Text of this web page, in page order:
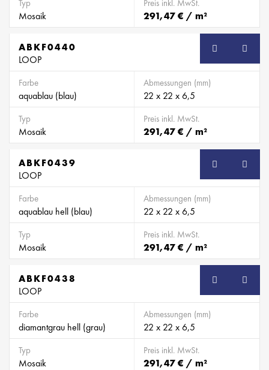
Typ
Mosaik
Preis inkl. MwSt.
291,47 € / m²
SB
ABKF0440
LOOP
Farbe
aquablau (blau)
Abmessungen (mm)
22 x 22 x 6,5
Typ
Mosaik
Preis inkl. MwSt.
291,47 € / m²
SB
ABKF0439
LOOP
Farbe
aquablau hell (blau)
Abmessungen (mm)
22 x 22 x 6,5
Typ
Mosaik
Preis inkl. MwSt.
291,47 € / m²
SB
ABKF0438
LOOP
Farbe
diamantgrau hell (grau)
Abmessungen (mm)
22 x 22 x 6,5
Typ
Mosaik
Preis inkl. MwSt.
291,47 € / m²